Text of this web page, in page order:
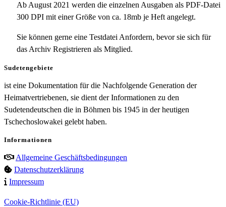
Ab August 2021 werden die einzelnen Ausgaben als PDF-Datei
300 DPI mit einer Größe von ca. 18mb je Heft angelegt.
Sie können gerne eine Testdatei Anfordern, bevor sie sich für
das Archiv Registrieren als Mitglied.
Sudetengebiete
ist eine Dokumentation für die Nachfolgende Generation der
Heimatvertriebenen, sie dient der Informationen zu den
Sudetendeutschen die in Böhmen bis 1945 in der heutigen
Tschechoslowakei gelebt haben.
Informationen
Allgemeine Geschäftsbedingungen
Datenschutzerklärung
Impressum
Cookie-Richtlinie (EU)